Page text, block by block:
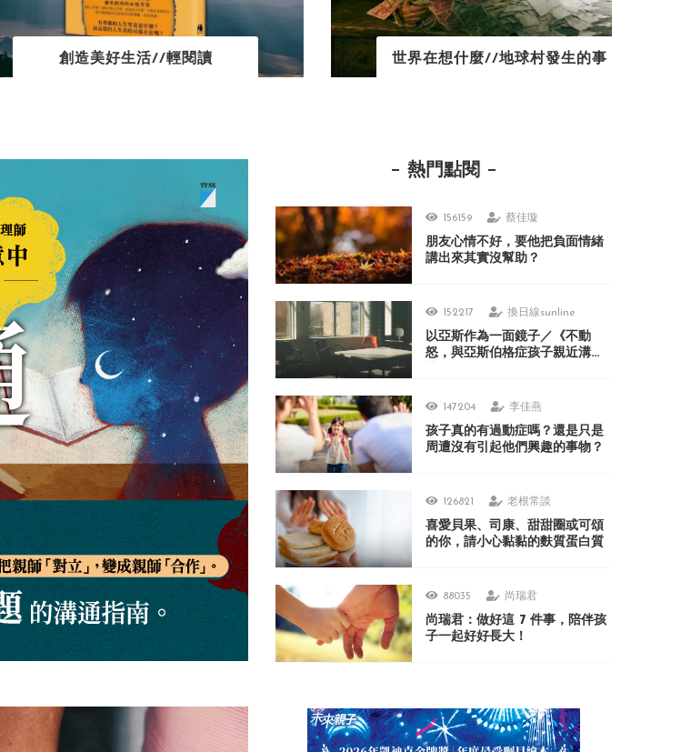
創造美好生活//輕閱讀 世界在想什麼//地球村發生的事
熱門點閱
156159 蔡佳璇
朋友心情不好，要他把負面情緒
講出來其實沒幫助？
152217 換日線sunline
以亞斯作為一面鏡子／《不動
怒，與亞斯伯格症孩子親近溝
147204 李佳燕
孩子真的有過動症嗎？還是只是
周遭沒有引起他們興趣的事物？
126821 老根常談
喜愛貝果、司康、甜甜圈或可頌
的你，請小心黏黏的麩質蛋白質
88035 尚瑞君
尚瑞君：做好這 7 件事，陪伴孩
子一起好好長大！